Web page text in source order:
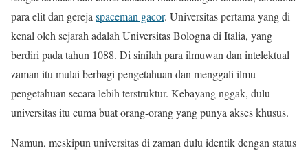
para elit dan gereja spaceman gacor. Universitas pertama yang di
kenal oleh sejarah adalah Universitas Bologna di Italia, yang
berdiri pada tahun 1088. Di sinilah para ilmuwan dan intelektual
zaman itu mulai berbagi pengetahuan dan menggali ilmu
pengetahuan secara lebih terstruktur. Kebayang nggak, dulu
universitas itu cuma buat orang-orang yang punya akses khusus.
Namun, meskipun universitas di zaman dulu identik dengan status